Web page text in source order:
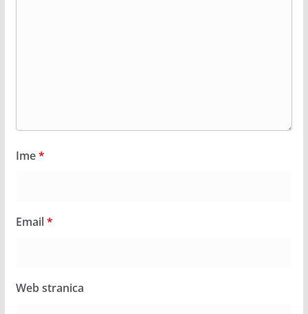
Ime*
Email*
Web stranica